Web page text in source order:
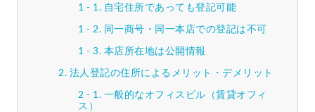
自宅住所であっても登記可能
同一商号・同一本店での登記は不可
本店所在地は公開情報
法人登記の住所によるメリット・デメリット
一般的なオフィスビル（賃貸オフィ
ス）